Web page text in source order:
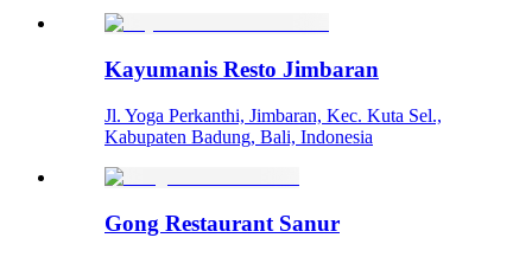
Kayumanis Resto Jimbaran
Jl. Yoga Perkanthi, Jimbaran, Kec. Kuta Sel.,
Kabupaten Badung, Bali, Indonesia
Gong Restaurant Sanur